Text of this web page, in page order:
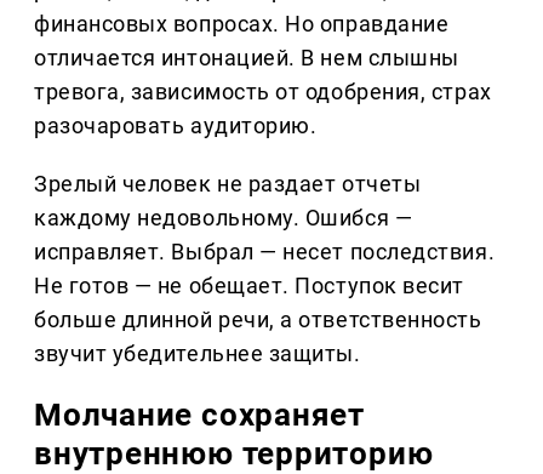
финансовых вопросах. Но оправдание
отличается интонацией. В нем слышны
тревога, зависимость от одобрения, страх
разочаровать аудиторию.
Зрелый человек не раздает отчеты
каждому недовольному. Ошибся —
исправляет. Выбрал — несет последствия.
Не готов — не обещает. Поступок весит
больше длинной речи, а ответственность
звучит убедительнее защиты.
Молчание сохраняет
внутреннюю территорию